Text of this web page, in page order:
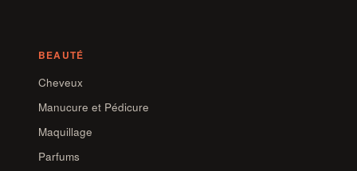
BEAUTÉ
Cheveux
Manucure et Pédicure
Maquillage
Parfums